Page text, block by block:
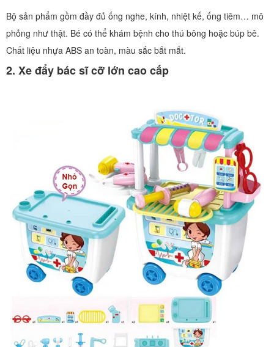
Bộ sản phẩm gồm đầy đủ ống nghe, kính, nhiệt kế, ống tiêm… mô
phỏng như thật. Bé có thể khám bệnh cho thú bông hoặc búp bê.
Chất liệu nhựa ABS an toàn, màu sắc bắt mắt.
2. Xe đẩy bác sĩ cỡ lớn cao cấp